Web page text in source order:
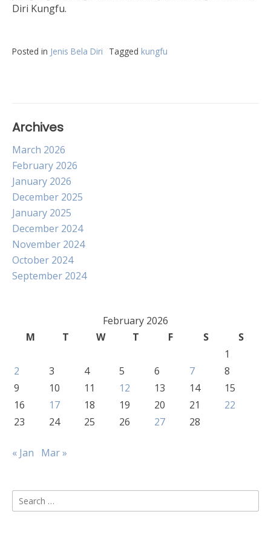
Diri Kungfu.
Posted in Jenis Bela Diri Tagged kungfu
Archives
March 2026
February 2026
January 2026
December 2025
January 2025
December 2024
November 2024
October 2024
September 2024
February 2026
M
T W T F S
S
1
2
3 4 5 6 7
8
9
10 11 12 13 14
15
16
17 18 19 20 21
22
23
24 25 26 27 28
« Jan Mar »
Search
for: